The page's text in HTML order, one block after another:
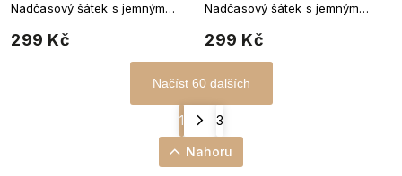
299 Kč
Nadčasový šátek s jemným
299 Kč
Nadčasový šátek s jemným
Načíst 60 dalších
1 3
Nahoru